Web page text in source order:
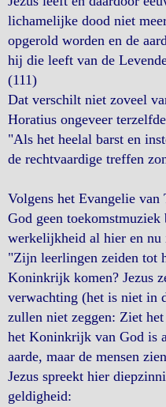
lichamelijke dood niet
opgerold worden en de
hij die leeft van de
(111)
Dat verschilt niet zoveel
Horatius ongeveer
"Als het heelal barst en
de rechtvaardige treffen
Volgens het Evangelie
God geen
werkelijkheid al hier en nu
"Zijn leerlingen zeiden tot
Koninkrijk komen? Jezus
verwachting (het is niet in
zullen niet zeggen: Ziet
het Koninkrijk van God is
aarde, maar de mensen
Jezus spreekt hier
geldigheid: